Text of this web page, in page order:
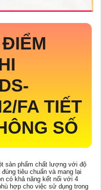
FA TIẾT
SỐ
sản phẩm chất lượng với độ
tiêu chuẩn và mang lại
có khả năng kết nối với 4
hợp cho việc sử dụng trong